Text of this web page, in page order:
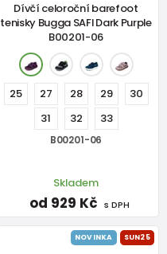
Dívčí celoroční barefoot
tenisky Bugga SAFI Dark Purple
B00201-06
25 27 28 29
30
31
32 33
B00201-06
Skladem
od 929 Kč s DPH
NOVINKA SUN25